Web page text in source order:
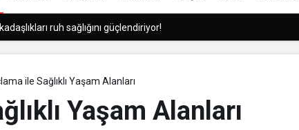
ruh sağlığını güçlendiriyor!
ile Sağlıklı Yaşam Alanları
Yaşam Alanları